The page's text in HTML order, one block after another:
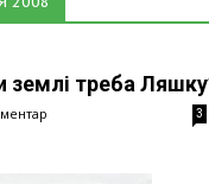
землі треба
3